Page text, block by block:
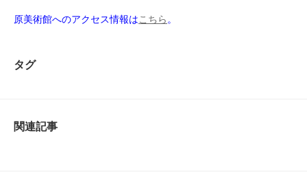
原美術館へのアクセス情報はこちら 。
タグ
関連記事